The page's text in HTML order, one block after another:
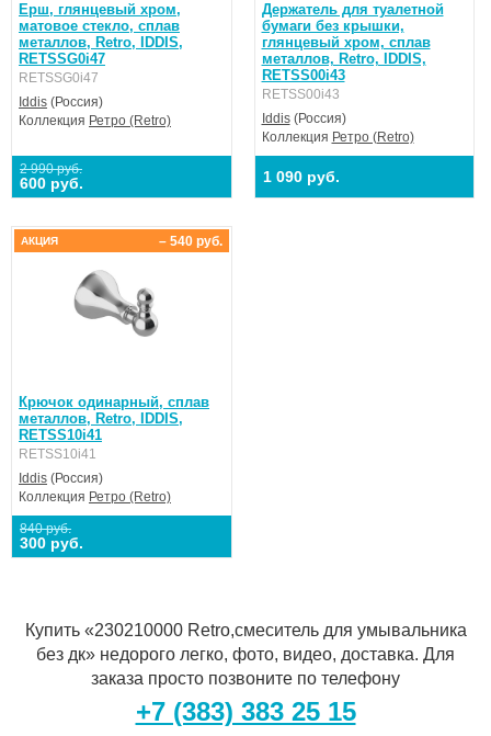
Ерш, глянцевый хром,
матовое стекло, сплав
металлов, Retro, IDDIS,
RETSSG0i47
RETSSG0i47
Iddis (Россия)
Коллекция Ретро (Retro)
2 990 руб.
600 руб.
Держатель для туалетной
бумаги без крышки,
глянцевый хром, сплав
металлов, Retro, IDDIS,
RETSS00i43
RETSS00i43
Iddis(Россия)
Коллекция Ретро (Retro)
1 090 руб.
Крючок одинарный, сплав
металлов, Retro, IDDIS,
RETSS10i41
RETSS10i41
Iddis (Россия)
Коллекция Ретро (Retro)
840 руб.
300 руб.
– 540 руб.
АКЦИЯ
Купить «230210000 Retro,смеситель для умывальника
без дк» недорого легко, фото, видео, доставка. Для
заказа просто позвоните по телефону
+7 (383) 383 25 15